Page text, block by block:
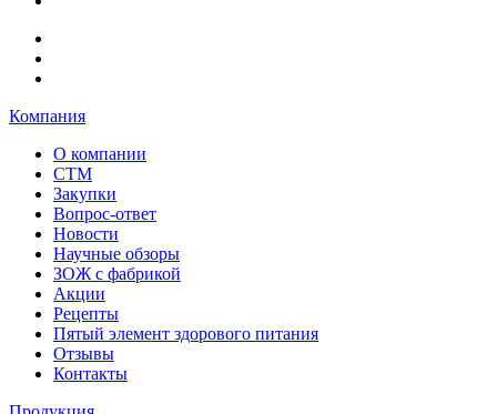
Компания
О компании
СТМ
Закупки
Вопрос-ответ
Новости
Научные обзоры
ЗОЖ с фабрикой
Акции
Рецепты
Пятый элемент здорового питания
Отзывы
Контакты